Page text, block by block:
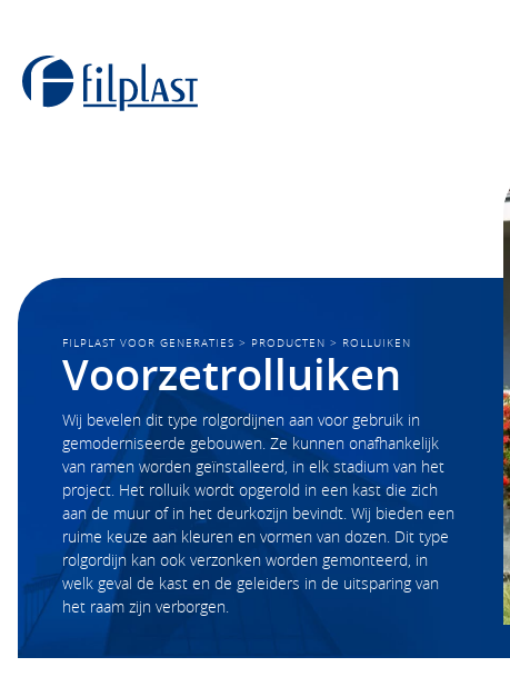
FILPLAST VOOR GENERATIES > PRODUCTEN > ROLLUIKEN
Voorzetrolluiken
Wij bevelen dit type rolgordijnen aan voor gebruik in
gemoderniseerde gebouwen. Ze kunnen onafhankelijk
van ramen worden geïnstalleerd, in elk stadium van het
project. Het rolluik wordt opgerold in een kast die zich
aan de muur of in het deurkozijn bevindt. Wij bieden een
ruime keuze aan kleuren en vormen van dozen. Dit type
rolgordijn kan ook verzonken worden gemonteerd, in
welk geval de kast en de geleiders in de uitsparing van
het raam zijn verborgen.